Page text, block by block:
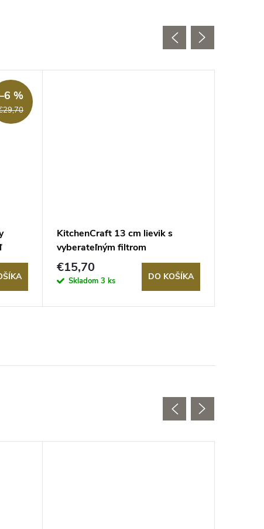
%
KitchenCraft 13 cm lievik s
vyberateľným filtrom
€15,70
Skladom 3 ks DO KOŠÍKA